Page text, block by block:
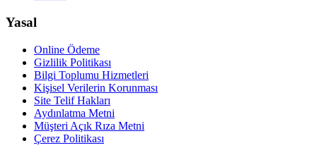
Yasal
Online Ödeme
Gizlilik Politikası
Bilgi Toplumu Hizmetleri
Kişisel Verilerin Korunması
Site Telif Hakları
Aydınlatma Metni
Müşteri Açık Rıza Metni
Çerez Politikası